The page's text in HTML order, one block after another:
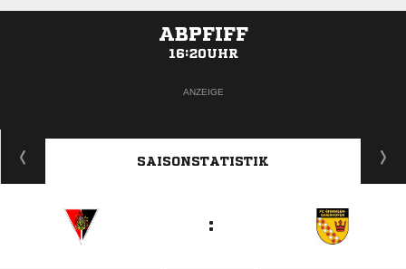
ABPFIFF
16:20UHR
ANZEIGE
SAISONSTATISTIK
: